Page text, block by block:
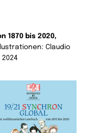
1870 bis 2020,
Claudio
2024